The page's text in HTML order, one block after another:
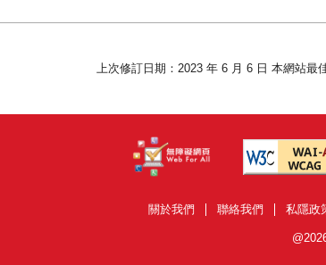
上次修訂日期：2023 年 6 月 6 日 本網站
關於我們 聯絡我們 私隱政